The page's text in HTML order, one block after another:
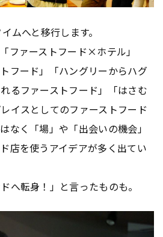
ムへと移行します。
ファーストフード×ホテル」
フード」「ハングリーからハグ
るファーストフード」「はさむ
イスとしてのファーストフード
なく「場」や「出会いの機会」
店を使うアイデアが多く出てい
へ転身！」と言ったものも。